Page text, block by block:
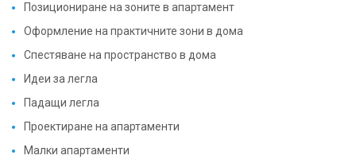
Позициониране на зоните в апартамент
Оформление на практичните зони в дома
Спестяване на пространство в дома
Идеи за легла
Падащи легла
Проектиране на апартаменти
Малки апартаменти